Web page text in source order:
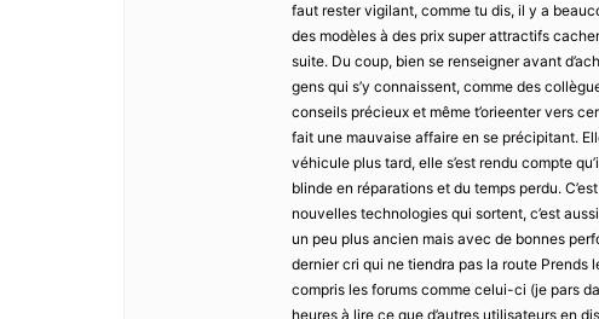
faut rester vigilant, comme tu dis, il y a
des modèles à des prix super attractifs
suite. Du coup, bien se renseigner avant
gens qui s’y connaissent, comme des
conseils précieux et même t’orieenter vers
fait une mauvaise affaire en se précipitant.
véhicule plus tard, elle s’est rendu compte
blinde en réparations et du temps perdu.
nouvelles technologies qui sortent, c’est
un peu plus ancien mais avec de bonnes
dernier cri qui ne tiendra pas la route Prends
compris les forums comme celui-ci (je pars
heures à lire ce que d’autres utilisateurs en